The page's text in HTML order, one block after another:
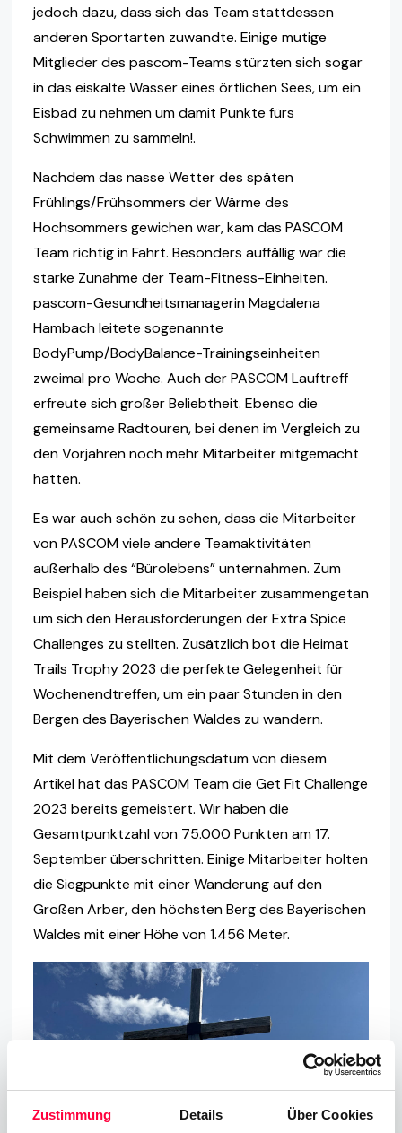
Zustimmung Details Über Cookies
jedoch dazu, dass sich das Team stattdessen
anderen Sportarten zuwandte. Einige mutige
Mitglieder des pascom-Teams stürzten sich sogar
in das eiskalte Wasser eines örtlichen Sees, um ein
Eisbad zu nehmen um damit Punkte fürs
Schwimmen zu sammeln!.
Nachdem das nasse Wetter des späten
Frühlings/Frühsommers der Wärme des
Hochsommers gewichen war, kam das PASCOM
Team richtig in Fahrt. Besonders auffällig war die
starke Zunahme der Team-Fitness-Einheiten.
pascom-Gesundheitsmanagerin Magdalena
Hambach leitete sogenannte
BodyPump/BodyBalance-Trainingseinheiten
zweimal pro Woche. Auch der PASCOM Lauftreff
erfreute sich großer Beliebtheit. Ebenso die
gemeinsame Radtouren, bei denen im Vergleich zu
den Vorjahren noch mehr Mitarbeiter mitgemacht
hatten.
Es war auch schön zu sehen, dass die Mitarbeiter
von PASCOM viele andere Teamaktivitäten
außerhalb des “Bürolebens” unternahmen. Zum
Beispiel haben sich die Mitarbeiter zusammengetan
um sich den Herausforderungen der Extra Spice
Challenges zu stellten. Zusätzlich bot die Heimat
Trails Trophy 2023 die perfekte Gelegenheit für
Wochenendtreffen, um ein paar Stunden in den
Bergen des Bayerischen Waldes zu wandern.
Mit dem Veröffentlichungsdatum von diesem
Artikel hat das PASCOM Team die Get Fit Challenge
2023 bereits gemeistert. Wir haben die
Gesamtpunktzahl von 75.000 Punkten am 17.
September überschritten. Einige Mitarbeiter holten
die Siegpunkte mit einer Wanderung auf den
Großen Arber, den höchsten Berg des Bayerischen
Waldes mit einer Höhe von 1.456 Meter.